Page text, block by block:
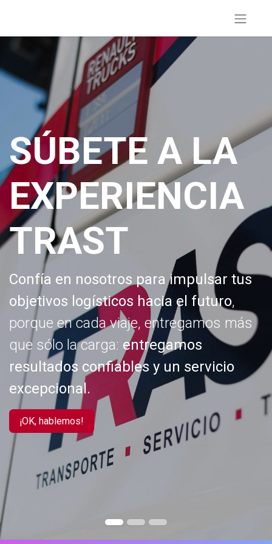
SÚBETE A LA
EXPERIENCIA
TRAST
Confía en nosotros para impulsar tus
objetivos logísticos hacia el futuro,
porque en cada viaje, entregamos más
que sólo la carga: entregamos
resultados confiables y un servicio
excepcional.
¡OK, hablemos!